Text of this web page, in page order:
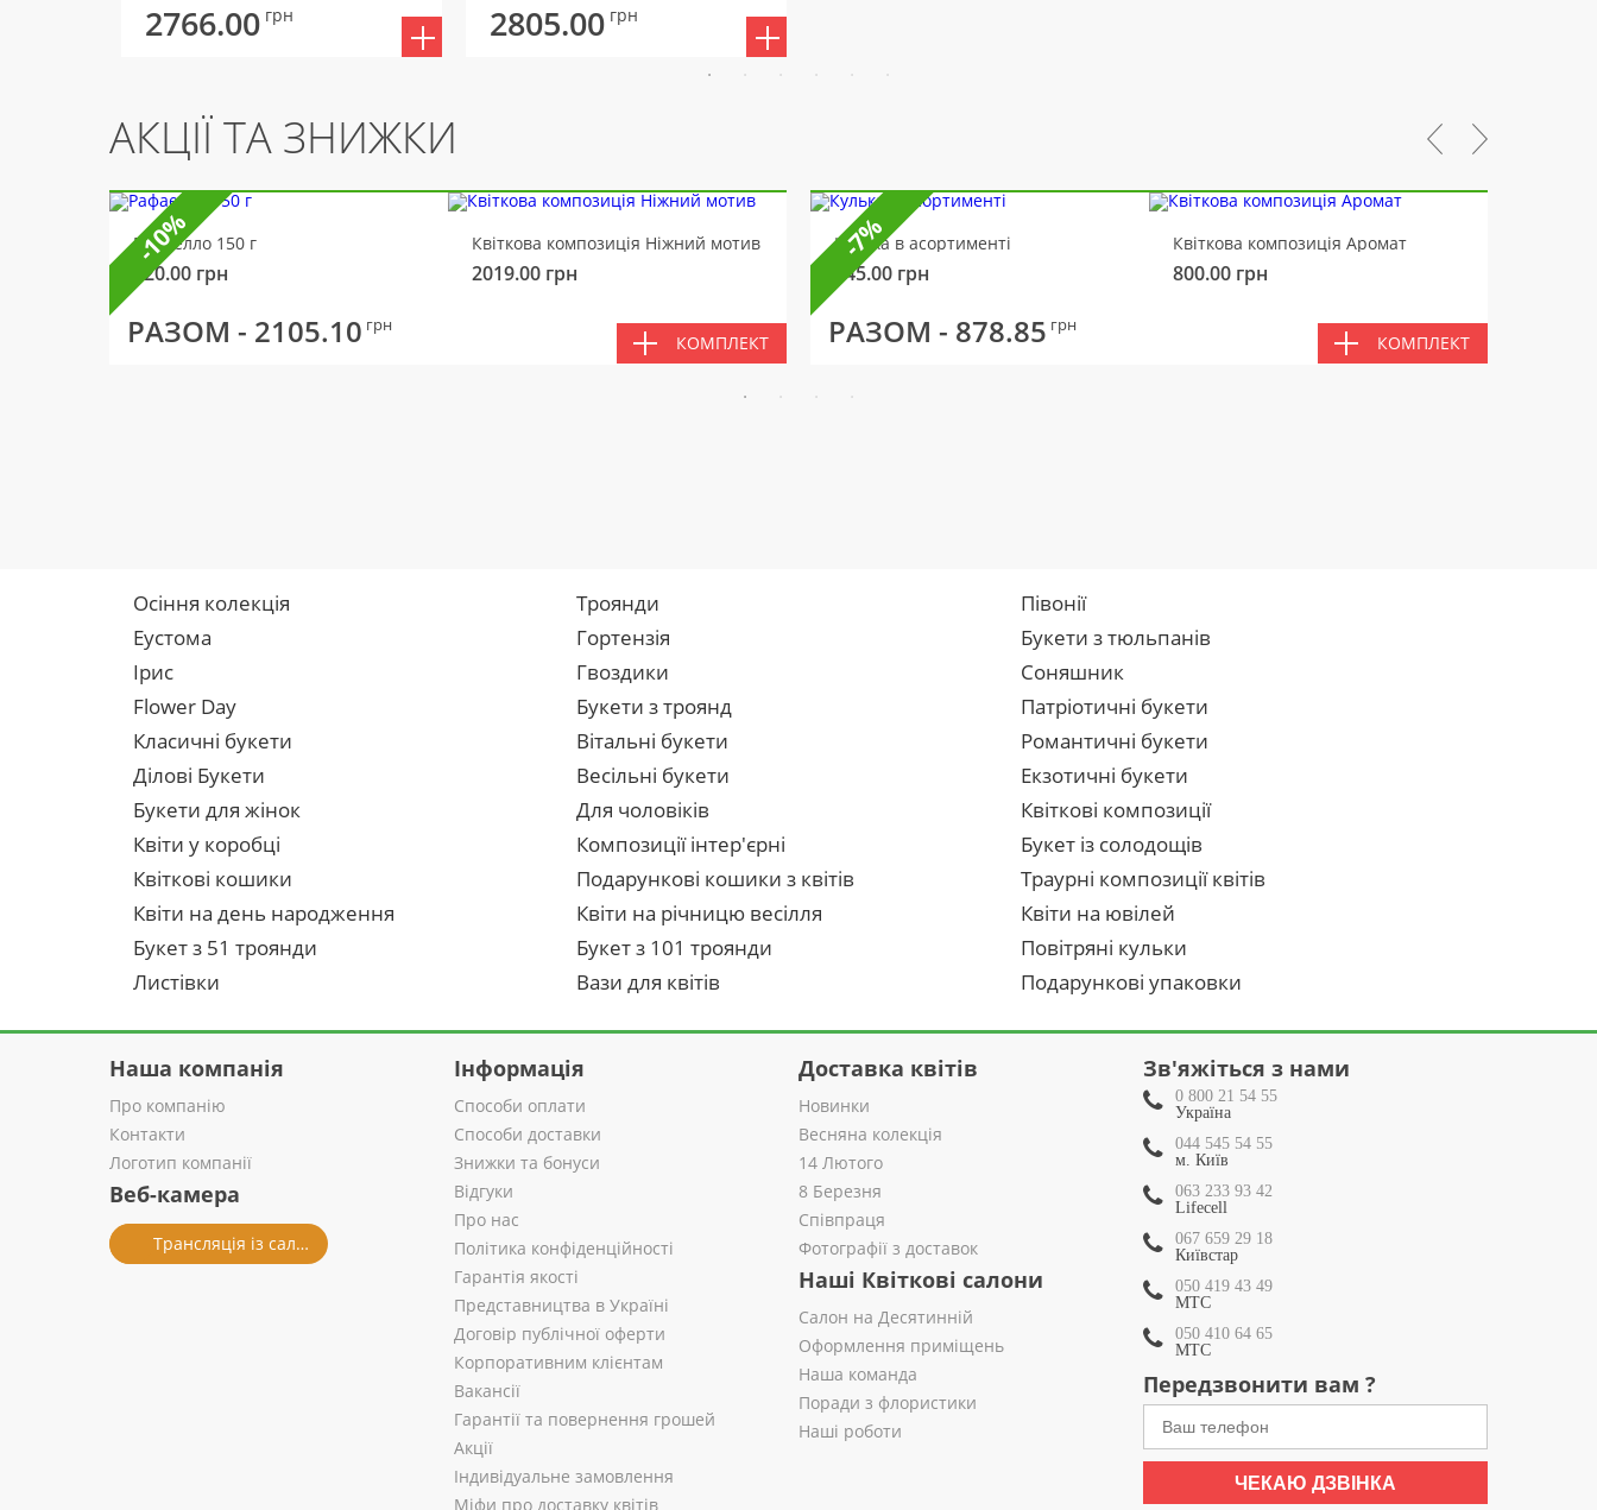
2766.00 грн 2805.00 грн
АКЦІЇ ТА ЗНИЖКИ
Рафаелло 150 г
320.00 грн
Квіткова композиція Ніжний мотив
2019.00 грн
РАЗОМ - 2105.10 грн
КОМПЛЕКТ
-10% Кулька в асортименті
145.00 грн
Квіткова композиція Аромат
800.00 грн
РАЗОМ - 878.85 грн
КОМПЛЕКТ
-7%
Осіння колекція Троянди
Півонії
Еустома
Гортензія
Букети з тюльпанів
Ірис
Гвоздики
Соняшник
Flower Day
Букети з троянд
Патріотичні букети
Класичні букети
Вітальні букети
Романтичні букети
Ділові Букети
Весільні букети
Екзотичні букети
Букети для жінок
Для чоловіків
Квіткові композиції
Квіти у коробці
Композиції інтер'єрні
Букет із солодощів
Квіткові кошики
Подарункові кошики з квітів
Траурні композиції квітів
Квіти на день народження
Квіти на річницю весілля
Квіти на ювілей
Букет з 51 троянди
Букет з 101 троянди
Повітряні кульки
Листівки
Вази для квітів Подарункові упаковки
Наша компанія
Про компанію
Контакти
Логотип компанії
Веб-камера
Трансляція із салону
Інформація
Способи оплати
Способи доставки
Знижки та бонуси
Відгуки
Про нас
Політика конфіденційності
Гарантія якості
Представництва в Україні
Договір публічної оферти
Корпоративним клієнтам
Вакансії
Гарантії та повернення грошей
Акції
Індивідуальне замовлення
Міфи про доставку квітів
Доставка квітів
Новинки
Весняна колекція
14 Лютого
8 Березня
Співпраця
Фотографії з доставок
Наші Квіткові салони
Салон на Десятинній
Оформлення приміщень
Наша команда
Поради з флористики
Наші роботи
Зв'яжіться з нами
0 800 21 54 55
Україна
044 545 54 55
м. Київ
063 233 93 42
Lifecell
067 659 29 18
Київстар
050 419 43 49
МТС
050 410 64 65
МТС
Передзвонити вам ?
ЧЕКАЮ ДЗВІНКА